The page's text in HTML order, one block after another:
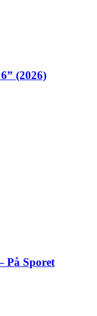
(2026)
På Sporet